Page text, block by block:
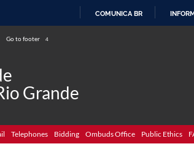
COMUNICA BR
Go to footer 4
Grande
Telephones Bidding Ombuds Office Public Ethics